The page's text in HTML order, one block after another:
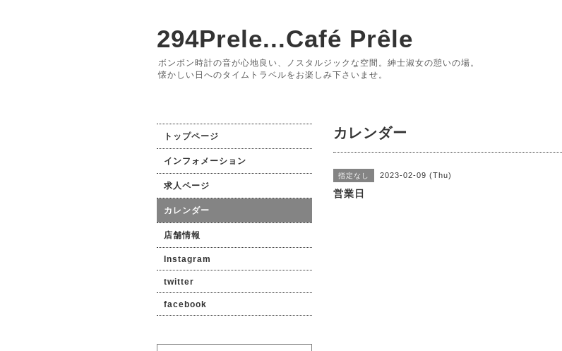
294Prele...Café Prêle
ボンボン時計の音が心地良い、ノスタルジックな空間。紳士淑女の憩いの場。
懐かしい日へのタイムトラベルをお楽しみ下さいませ。
カレンダー
指定なし 2023-02-09 (Thu)
営業日
トップページ
インフォメーション
求人ページ
カレンダー
店舗情報
Instagram
twitter
facebook